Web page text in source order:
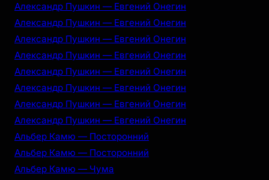
Александр Пушкин — Евгений Онегин
Александр Пушкин — Евгений Онегин
Александр Пушкин — Евгений Онегин
Александр Пушкин — Евгений Онегин
Александр Пушкин — Евгений Онегин
Александр Пушкин — Евгений Онегин
Александр Пушкин — Евгений Онегин
Александр Пушкин — Евгений Онегин
Альбер Камю — Посторонний
Альбер Камю — Посторонний
Альбер Камю — Чума